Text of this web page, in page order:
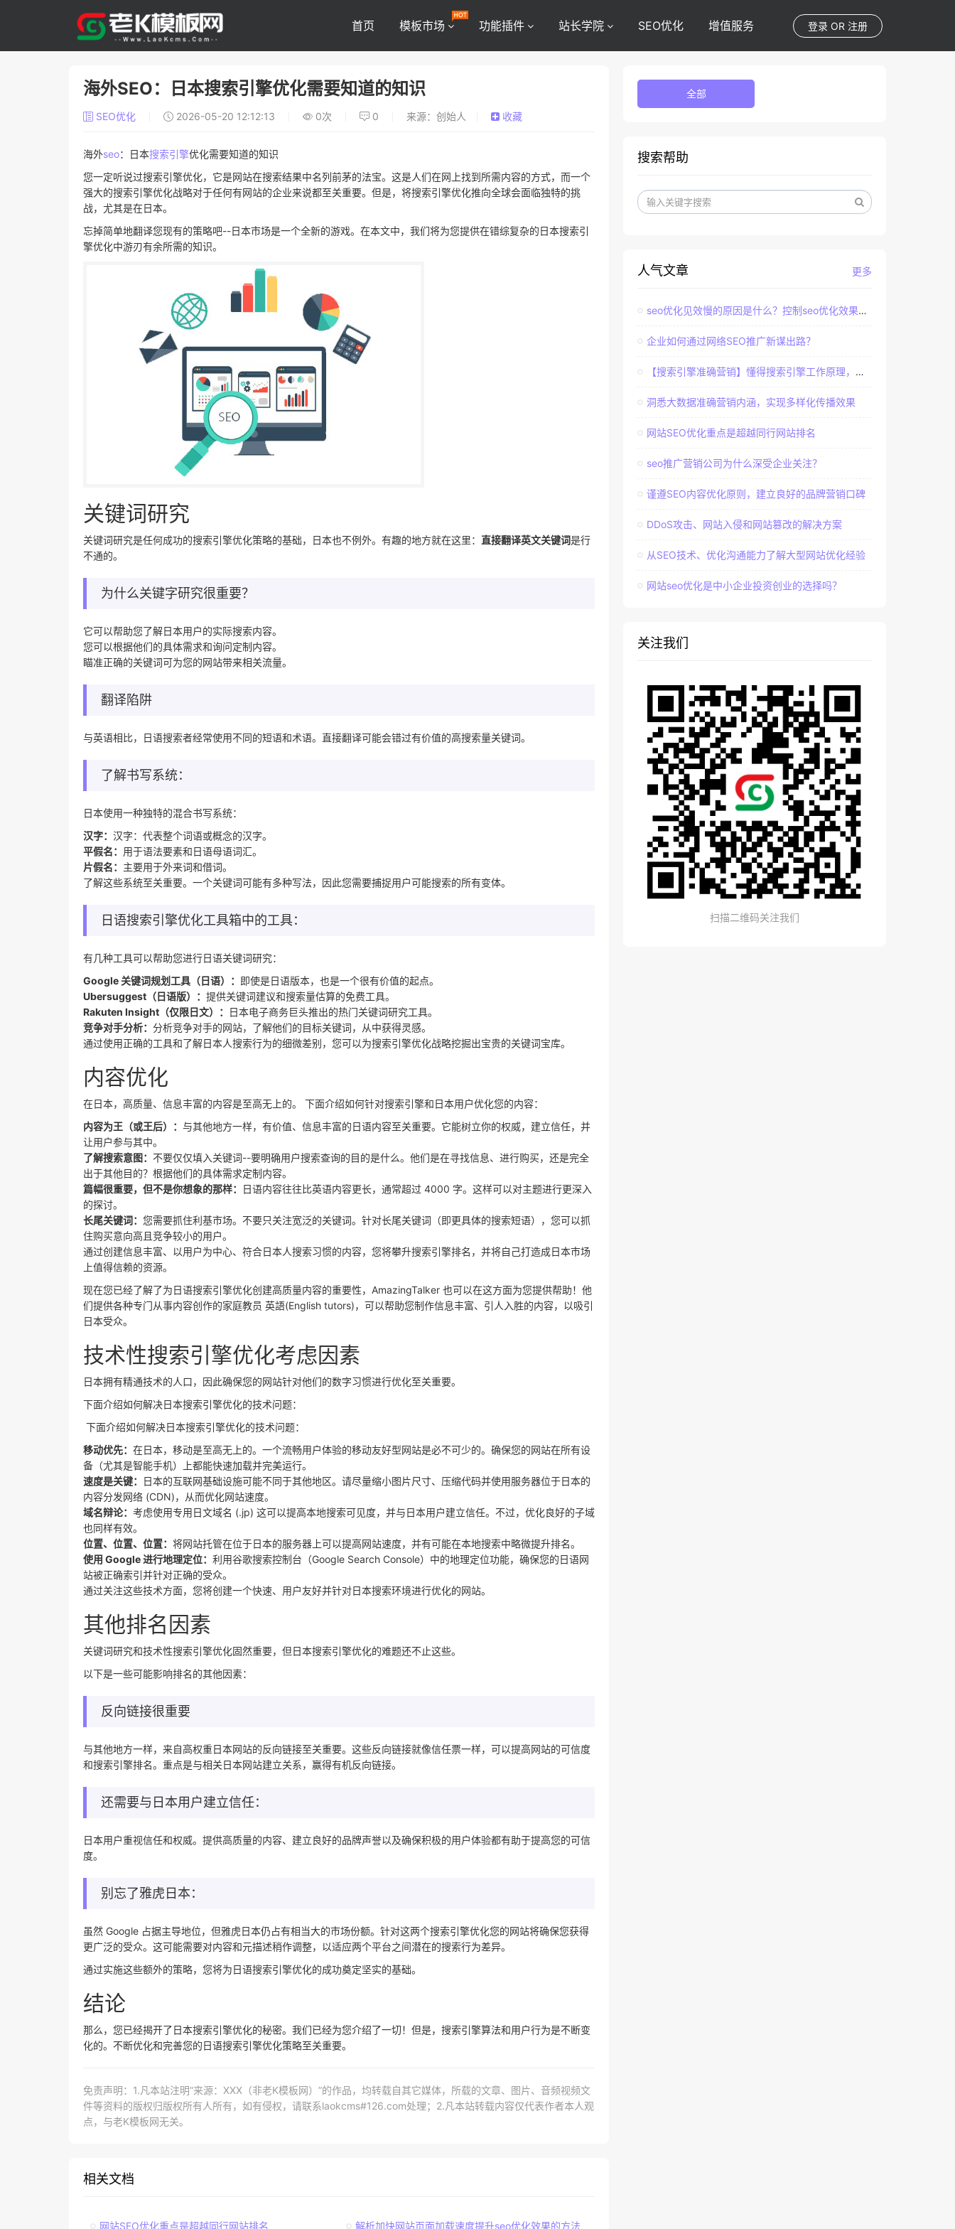
登录 OR 注册
首页 模板市场 功能插件 站长学院 SEO优化 增值服务
海外SEO：日本搜索引擎优化需要知道的知识
SEO优化 2026-05-20 12:12:13 0次 0 来源：创始人 收藏
海外seo：日本搜索引擎优化需要知道的知识
您一定听说过搜索引擎优化，它是网站在搜索结果中名列前茅的法宝。这是人们在网上找到所需内容的方式，而一个
强大的搜索引擎优化战略对于任何有网站的企业来说都至关重要。但是，将搜索引擎优化推向全球会面临独特的挑
战，尤其是在日本。
忘掉简单地翻译您现有的策略吧--日本市场是一个全新的游戏。在本文中，我们将为您提供在错综复杂的日本搜索引
擎优化中游刃有余所需的知识。
关键词研究
关键词研究是任何成功的搜索引擎优化策略的基础，日本也不例外。有趣的地方就在这里： 直接翻译英文关键词是行
不通的。
为什么关键字研究很重要？
它可以帮助您了解日本用户的实际搜索内容。
您可以根据他们的具体需求和询问定制内容。
瞄准正确的关键词可为您的网站带来相关流量。
翻译陷阱
与英语相比，日语搜索者经常使用不同的短语和术语。直接翻译可能会错过有价值的高搜索量关键词。
了解书写系统：
日本使用一种独特的混合书写系统：
汉字： 汉字：代表整个词语或概念的汉字。
平假名： 用于语法要素和日语母语词汇。
片假名： 主要用于外来词和借词。
了解这些系统至关重要。一个关键词可能有多种写法，因此您需要捕捉用户可能搜索的所有变体。
日语搜索引擎优化工具箱中的工具：
有几种工具可以帮助您进行日语关键词研究：
Google 关键词规划工具（日语）： 即使是日语版本，也是一个很有价值的起点。
Ubersuggest（日语版）： 提供关键词建议和搜索量估算的免费工具。
Rakuten Insight（仅限日文）：
日本电子商务巨头推出的热门关键词研究工具。
竞争对手分析： 分析竞争对手的网站，了解他们的目标关键词，从中获得灵感。
通过使用正确的工具和了解日本人搜索行为的细微差别，您可以为搜索引擎优化战略挖掘出宝贵的关键词宝库。
内容优化
在日本，高质量、信息丰富的内容是至高无上的。 下面介绍如何针对搜索引擎和日本用户优化您的内容：
内容为王（或王后）： 与其他地方一样，有价值、信息丰富的日语内容至关重要。它能树立你的权威，建立信任，并
让用户参与其中。
了解搜索意图： 不要仅仅填入关键词--要明确用户搜索查询的目的是什么。他们是在寻找信息、进行购买，还是完全
出于其他目的？根据他们的具体需求定制内容。
篇幅很重要，但不是你想象的那样：
日语内容往往比英语内容更长，通常超过 4000 字。这样可以对主题进行更深入
的探讨。
长尾关键词： 您需要抓住利基市场。不要只关注宽泛的关键词。针对长尾关键词（即更具体的搜索短语），您可以抓
住购买意向高且竞争较小的用户。
通过创建信息丰富、以用户为中心、符合日本人搜索习惯的内容，您将攀升搜索引擎排名，并将自己打造成日本市场
上值得信赖的资源。
现在您已经了解了为日语搜索引擎优化创建高质量内容的重要性，AmazingTalker 也可以在这方面为您提供帮助！他
们提供各种专门从事内容创作的家庭教员 英語(English tutors)，可以帮助您制作信息丰富、引人入胜的内容，以吸引
日本受众。
技术性搜索引擎优化考虑因素
日本拥有精通技术的人口，因此确保您的网站针对他们的数字习惯进行优化至关重要。
下面介绍如何解决日本搜索引擎优化的技术问题：
下面介绍如何解决日本搜索引擎优化的技术问题：
移动优先： 在日本，移动是至高无上的。一个流畅用户体验的移动友好型网站是必不可少的。确保您的网站在所有设
备（尤其是智能手机）上都能快速加载并完美运行。
速度是关键：
日本的互联网基础设施可能不同于其他地区。请尽量缩小图片尺寸、压缩代码并使用服务器位于日本的
内容分发网络 (CDN)，从而优化网站速度。
域名辩论： 考虑使用专用日文域名 (.jp) 这可以提高本地搜索可见度，并与日本用户建立信任。不过，优化良好的子域
也同样有效。
位置、位置、位置： 将网站托管在位于日本的服务器上可以提高网站速度，并有可能在本地搜索中略微提升排名。
使用 Google 进行地理定位： 利用谷歌搜索控制台（Google Search Console）中的地理定位功能，确保您的日语网
站被正确索引并针对正确的受众。
通过关注这些技术方面，您将创建一个快速、用户友好并针对日本搜索环境进行优化的网站。
其他排名因素
关键词研究和技术性搜索引擎优化固然重要，但日本搜索引擎优化的难题还不止这些。
以下是一些可能影响排名的其他因素：
反向链接很重要
与其他地方一样，来自高权重日本网站的反向链接至关重要。这些反向链接就像信任票一样，可以提高网站的可信度
和搜索引擎排名。重点是与相关日本网站建立关系，赢得有机反向链接。
还需要与日本用户建立信任：
日本用户重视信任和权威。提供高质量的内容、建立良好的品牌声誉以及确保积极的用户体验都有助于提高您的可信
度。
别忘了雅虎日本：
虽然 Google 占据主导地位，但雅虎日本仍占有相当大的市场份额。针对这两个搜索引擎优化您的网站将确保您获得
更广泛的受众。这可能需要对内容和元描述稍作调整，以适应两个平台之间潜在的搜索行为差异。
通过实施这些额外的策略，您将为日语搜索引擎优化的成功奠定坚实的基础。
结论
那么，您已经揭开了日本搜索引擎优化的秘密。我们已经为您介绍了一切！但是，搜索引擎算法和用户行为是不断变
化的。不断优化和完善您的日语搜索引擎优化策略至关重要。
免责声明：1.凡本站注明“来源：XXX（非老K模板网）”的作品，均转载自其它媒体，所载的文章、图片、音频视频文
件等资料的版权归版权所有人所有，如有侵权，请联系laokcms#126.com处理；2.凡本站转载内容仅代表作者本人观
点，与老K模板网无关。
相关文档
网站SEO优化重点是超越同行网站排名 解析加快网站页面加载速度提升seo优化效果的方法
全部
搜索帮助
更多
人气文章
seo优化见效慢的原因是什么？控制seo优化效果的直接因素
企业如何通过网络SEO推广新谋出路？
【搜索引擎准确营销】懂得搜索引擎工作原理，建立准确客户群体
洞悉大数据准确营销内涵，实现多样化传播效果
网站SEO优化重点是超越同行网站排名
seo推广营销公司为什么深受企业关注？
谨遵SEO内容优化原则，建立良好的品牌营销口碑
DDoS攻击、网站入侵和网站篡改的解决方案
从SEO技术、优化沟通能力了解大型网站优化经验
网站seo优化是中小企业投资创业的选择吗？
关注我们
扫描二维码关注我们